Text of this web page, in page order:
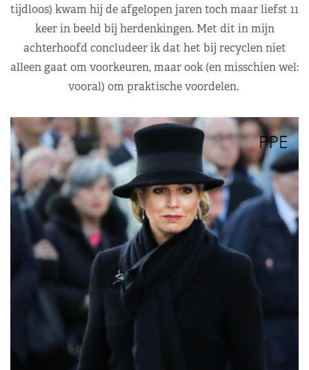
tijdloos) kwam hij de afgelopen jaren toch maar liefst 11
keer in beeld bij herdenkingen. Met dit in mijn
achterhoofd concludeer ik dat het bij recyclen niet
alleen gaat om voorkeuren, maar ook (en misschien wel:
vooral) om praktische voordelen.